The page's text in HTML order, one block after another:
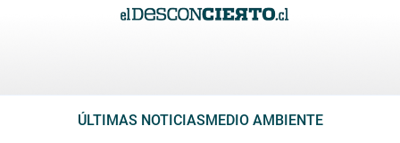
ÚLTIMAS NOTICIASMEDIO AMBIENTE